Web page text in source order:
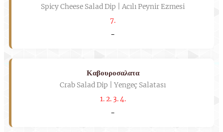
Spicy Cheese Salad Dip | Acılı Peynir Ezmesi
7.
-
Καβουροσαλατα
Crab Salad Dip | Yengeç Salatası
1. 2. 3. 4.
-